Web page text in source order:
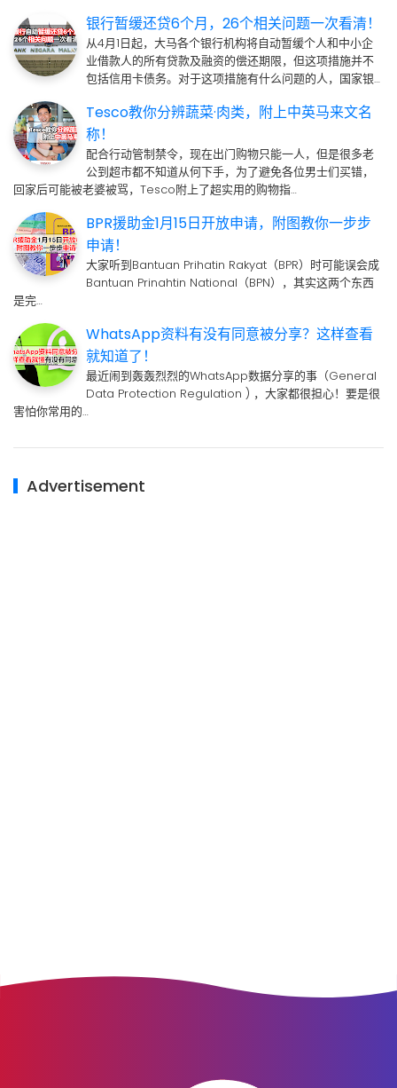
银行暂缓还贷6个月，26个相关问题一次看清！
从4月1日起，大马各个银行机构将自动暂缓个人和中小企
业借款人的所有贷款及融资的偿还期限，但这项措施并不
包括信用卡债务。对于这项措施有什么问题的人，国家银…
Tesco教你分辨蔬菜·肉类，附上中英马来文名
称！
配合行动管制禁令，现在出门购物只能一人，但是很多老
公到超市都不知道从何下手，为了避免各位男士们买错，
回家后可能被老婆被骂，Tesco附上了超实用的购物指…
BPR援助金1月15日开放申请，附图教你一步步
申请！
大家听到Bantuan Prihatin Rakyat（BPR）时可能误会成
Bantuan Prinahtin National（BPN），其实这两个东西
是完…
WhatsApp资料有没有同意被分享？这样查看
就知道了！
最近闹到轰轰烈烈的WhatsApp数据分享的事（General
Data Protection Regulation ) ，大家都很担心！要是很
害怕你常用的…
Advertisement